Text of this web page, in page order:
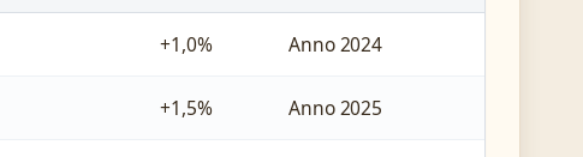
+1,0% Anno 2024
+1,5% Anno 2025